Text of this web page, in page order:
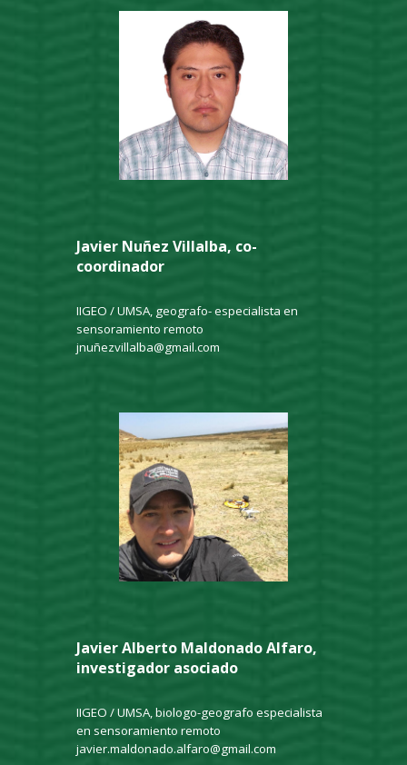
Javier Nuñez Villalba, co-
coordinador
IIGEO / UMSA, geografo- especialista en
sensoramiento remoto
jnuñezvillalba@gmail.com
Javier Alberto Maldonado Alfaro,
investigador asociado
IIGEO / UMSA, biologo-geografo especialista
en sensoramiento remoto
javier.maldonado.alfaro@gmail.com